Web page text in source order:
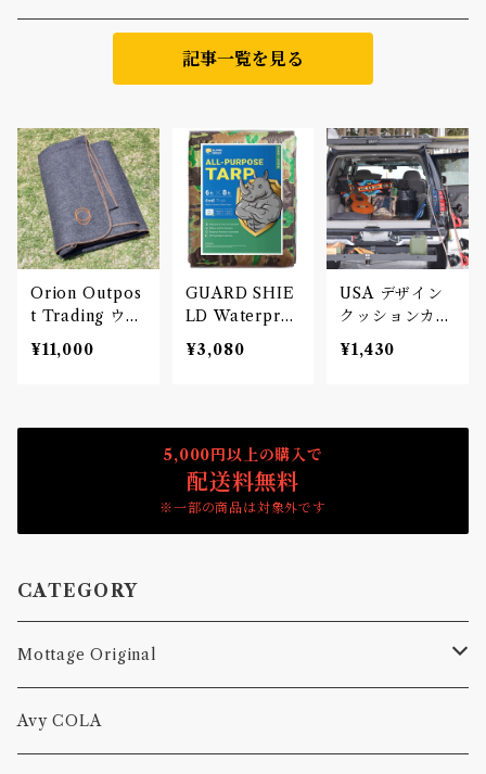
記事一覧を見る
Orion Outpos
t Trading ウー
ルブランケット
¥11,000
GUARD SHIE
LD Waterpro
of Camo Tarp
6×8ft
¥3,080
USA デザイン
クッションカバ
ー リネン
¥1,430
5,000円以上の購入で
配送料無料
※一部の商品は対象外です
CATEGORY
Mottage Original
Tシャツ
Avy COLA